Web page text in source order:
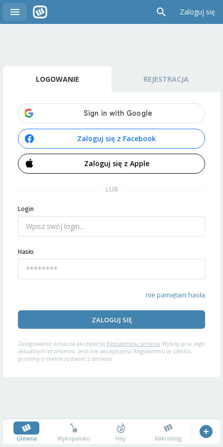
Zaloguj się
LOGOWANIE REJESTRACJA
Zaloguj się z Facebook
Zaloguj się z Apple
LUB
Login
Hasło
nie pamiętam hasła
ZALOGUJ SIĘ
Zalogowanie oznacza akceptację Regulaminu serwisu Wykop.pl w jego
aktualnym brzmieniu. Jeśli nie akceptujesz Regulaminu w całości,
prosimy o niekorzystanie z serwisu.
Główna Wykopalisko Hity Mikroblog